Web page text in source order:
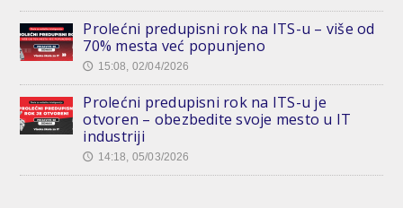
Prolećni predupisni rok na ITS-u – više od
70% mesta već popunjeno
🕔 15:08, 02/04/2026
Prolećni predupisni rok na ITS-u je
otvoren – obezbedite svoje mesto u IT
industriji
🕔 14:18, 05/03/2026